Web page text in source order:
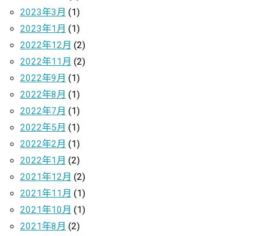
2023年3月 (1)
2023年1月 (1)
2022年12月 (2)
2022年11月 (2)
2022年9月 (1)
2022年8月 (1)
2022年7月 (1)
2022年5月 (1)
2022年2月 (1)
2022年1月 (2)
2021年12月 (2)
2021年11月 (1)
2021年10月 (1)
2021年8月 (2)